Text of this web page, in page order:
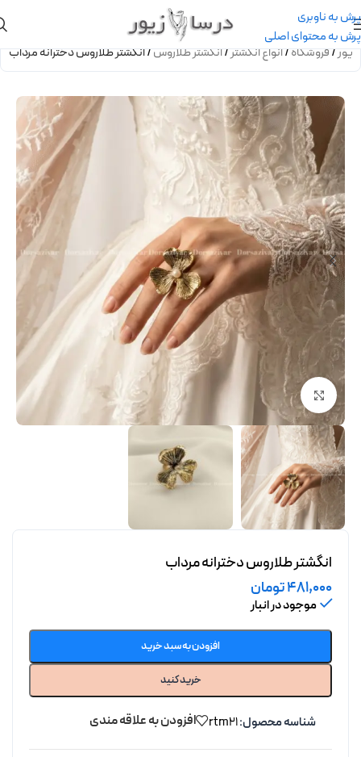
پرش به ناوبری
پرش به محتوای اصلی
/فروشگاه/انواع انگشتر/انگشتر طلاروس/انگشتر طلاروس دخترانه مرداب
برای بزرگنمایی کلیک کنید
انگشتر طلاروس دخترانه مرداب
481,000تومان
موجود در انبار
افزودن به سبد خرید
خرید کنید
شناسه محصول:rtm21 افزودن به علاقه مندی